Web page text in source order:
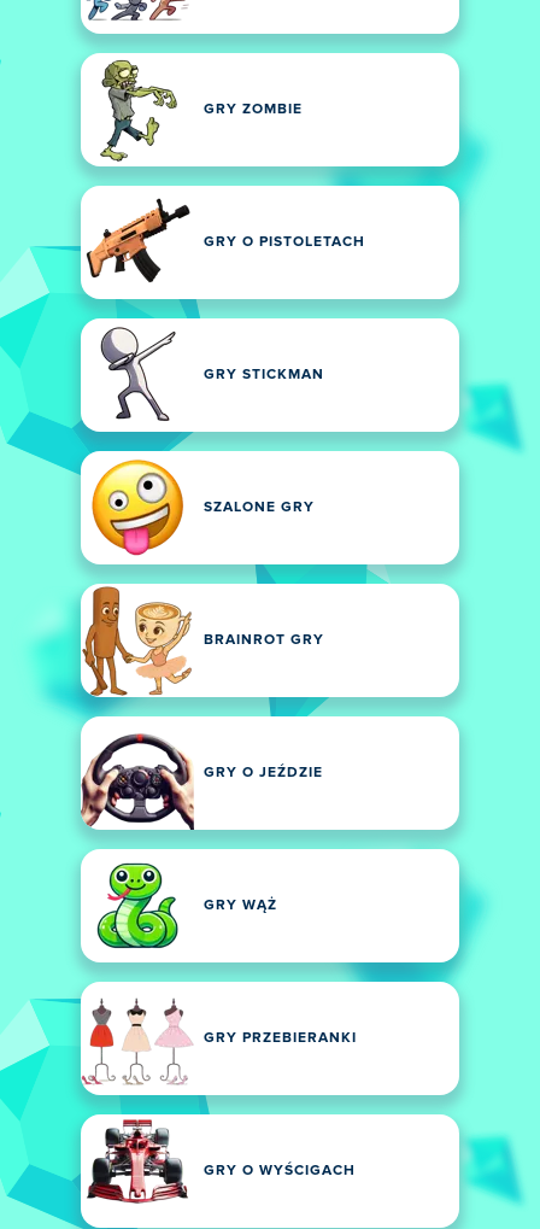
GRY ZOMBIE
GRY O PISTOLETACH
GRY STICKMAN
SZALONE GRY
BRAINROT GRY
GRY O JEŹDZIE
GRY WĄŻ
GRY PRZEBIERANKI
GRY O WYŚCIGACH